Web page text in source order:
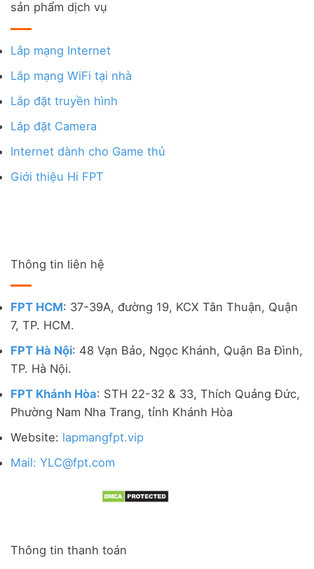
sản phẩm dịch vụ
Lắp mạng Internet
Lắp mạng WiFi tại nhà
Lắp đặt truyền hình
Lắp đặt Camera
Internet dành cho Game thủ
Giới thiệu Hi FPT
Thông tin liên hệ
FPT HCM: 37-39A, đường 19, KCX Tân Thuận, Quận
7, TP. HCM.
FPT Hà Nội: 48 Vạn Bảo, Ngọc Khánh, Quận Ba Đình,
TP. Hà Nội.
FPT Khánh Hòa: STH 22-32 & 33, Thích Quảng Đức,
Phường Nam Nha Trang, tỉnh Khánh Hòa
Website: lapmangfpt.vip
Mail: YLC@fpt.com
Thông tin thanh toán